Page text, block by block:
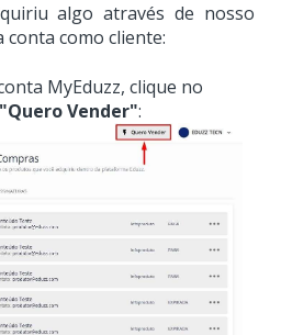
algo através de nosso
como cliente:
MyEduzz, clique no
"Quero Vender":